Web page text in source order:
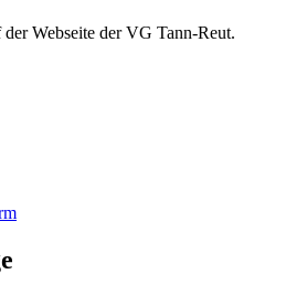
Webseite der VG Tann-Reut.